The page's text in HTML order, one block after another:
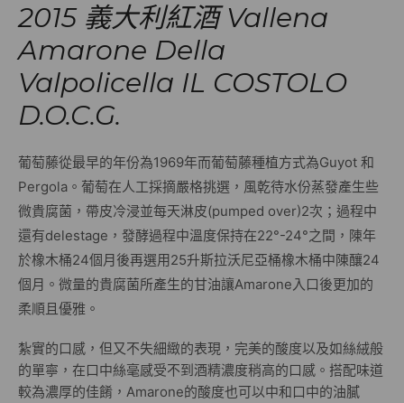
2015 義大利紅酒 Vallena
Amarone Della
Valpolicella IL COSTOLO
D.O.C.G.
葡萄藤從最早的年份為1969年而葡萄藤種植方式為Guyot 和
Pergola。葡萄在人工採摘嚴格挑選，風乾待水份蒸發產生些
微貴腐菌，帶皮冷浸並每天淋皮(pumped over)2次；過程中
還有delestage，發酵過程中溫度保持在22°-24°之間，陳年
於橡木桶24個月後再選用25升斯拉沃尼亞桶橡木桶中陳釀24
個月。微量的貴腐菌所產生的甘油讓Amarone入口後更加的
柔順且優雅。
紮實的口感，但又不失細緻的表現，完美的酸度以及如絲絨般
的單寧，在口中絲毫感受不到酒精濃度稍高的口感。搭配味道
較為濃厚的佳餚，Amarone的酸度也可以中和口中的油膩